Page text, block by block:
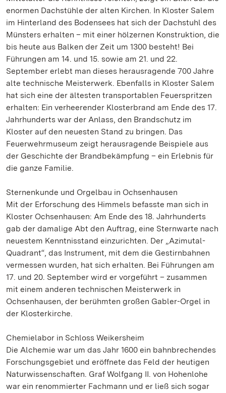
enormen Dachstühle der alten Kirchen. In Kloster Salem
im Hinterland des Bodensees hat sich der Dachstuhl des
Münsters erhalten – mit einer hölzernen Konstruktion, die
bis heute aus Balken der Zeit um 1300 besteht! Bei
Führungen am 14. und 15. sowie am 21. und 22.
September erlebt man dieses herausragende 700 Jahre
alte technische Meisterwerk. Ebenfalls in Kloster Salem
hat sich eine der ältesten transportablen Feuerspritzen
erhalten: Ein verheerender Klosterbrand am Ende des 17.
Jahrhunderts war der Anlass, den Brandschutz im
Kloster auf den neuesten Stand zu bringen. Das
Feuerwehrmuseum zeigt herausragende Beispiele aus
der Geschichte der Brandbekämpfung – ein Erlebnis für
die ganze Familie.
Sternenkunde und Orgelbau in Ochsenhausen
Mit der Erforschung des Himmels befasste man sich in
Kloster Ochsenhausen: Am Ende des 18. Jahrhunderts
gab der damalige Abt den Auftrag, eine Sternwarte nach
neuestem Kenntnisstand einzurichten. Der „Azimutal-
Quadrant“, das Instrument, mit dem die Gestirnbahnen
vermessen wurden, hat sich erhalten. Bei Führungen am
17. und 20. September wird er vorgeführt – zusammen
mit einem anderen technischen Meisterwerk in
Ochsenhausen, der berühmten großen Gabler-Orgel in
der Klosterkirche.
Chemielabor in Schloss Weikersheim
Die Alchemie war um das Jahr 1600 ein bahnbrechendes
Forschungsgebiet und eröffnete das Feld der heutigen
Naturwissenschaften. Graf Wolfgang II. von Hohenlohe
war ein renommierter Fachmann und er ließ sich sogar